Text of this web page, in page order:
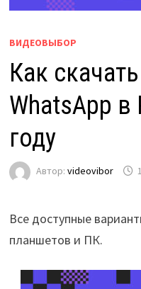
ВИДЕОВЫБОР
Как
WhatsApp
году
Автор: videovibor
Все доступные
планшетов и ПК.